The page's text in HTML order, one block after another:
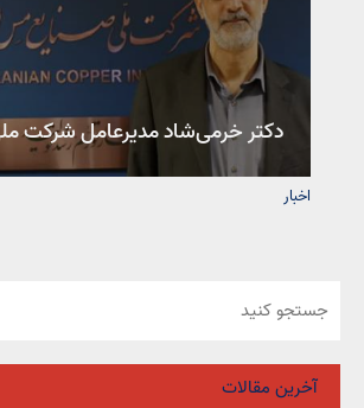
آخرین مقالات
دکتر خرمی‌شاد مدیرعامل شرکت
اخبار